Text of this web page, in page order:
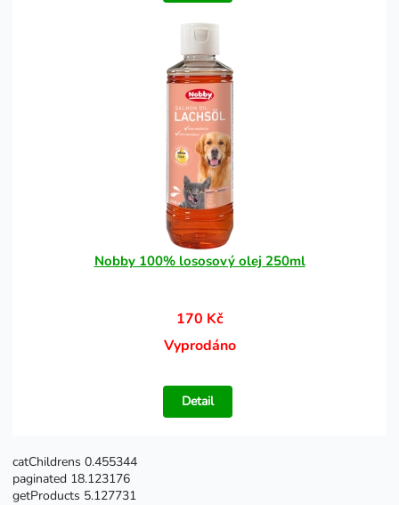
Nobby 100% lososový olej 250ml
170 Kč
Vyprodáno
Detail
catChildrens 0.455344
paginated 18.123176
getProducts 5.127731